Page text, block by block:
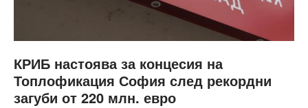
КРИБ настоява за концесия на
Топлофикация София след рекордни
загуби от 220 млн. евро